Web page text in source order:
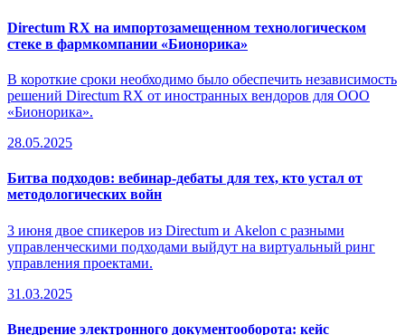
Directum RX на импортозамещенном технологическом
стеке в фармкомпании «Бионорика»
В короткие сроки необходимо было обеспечить независимость
решений Directum RX от иностранных вендоров для ООО
«Бионорика».
28.05.2025
Битва подходов: вебинар-дебаты для тех, кто устал от
методологических войн
3 июня двое спикеров из Directum и Akelon с разными
управленческими подходами выйдут на виртуальный ринг
управления проектами.
31.03.2025
Внедрение электронного документооборота: кейс